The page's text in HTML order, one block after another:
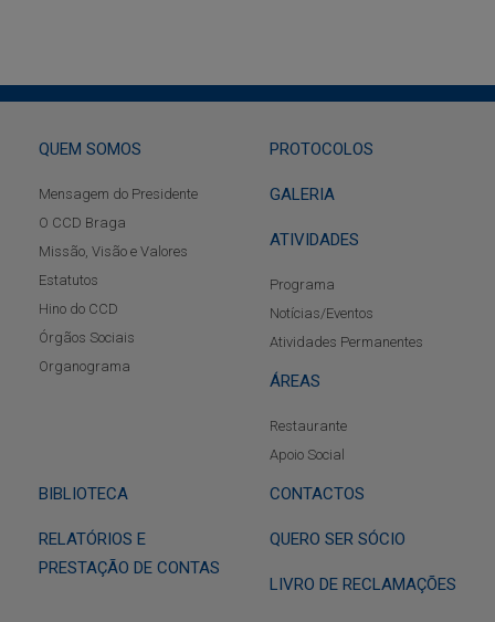
QUEM SOMOS
Mensagem do Presidente
O CCD Braga
Missão, Visão e Valores
Estatutos
Hino do CCD
Órgãos Sociais
Organograma
PROTOCOLOS
GALERIA
ATIVIDADES
Programa
Notícias/Eventos
Atividades Permanentes
ÁREAS
Restaurante
Apoio Social
BIBLIOTECA CONTACTOS
RELATÓRIOS E
PRESTAÇÃO DE CONTAS
QUERO SER SÓCIO
LIVRO DE RECLAMAÇÕES